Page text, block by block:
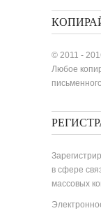
© 2011 -
Любое
в сфере
массовых